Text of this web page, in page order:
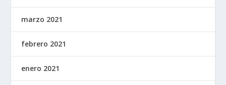
marzo 2021
febrero 2021
enero 2021